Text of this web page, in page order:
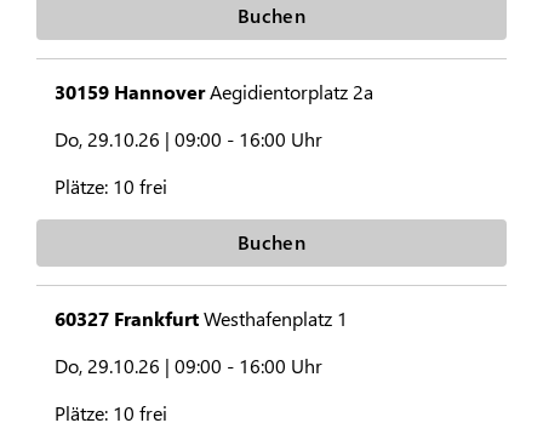
Buchen
30159 HannoverAegidientorplatz 2a
Do, 29.10.26 | 09:00 - 16:00 Uhr
Plätze: 10 frei
Buchen
60327 FrankfurtWesthafenplatz 1
Do, 29.10.26 | 09:00 - 16:00 Uhr
Plätze: 10 frei